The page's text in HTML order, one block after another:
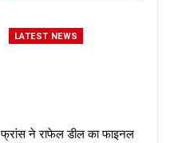
LATEST NEWS
फ्रांस ने राफेल डील का फाइनल